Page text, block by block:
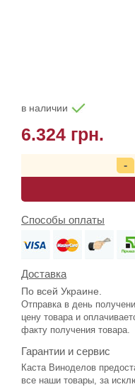
в наличии
6.324 грн.
Способы оплаты
Доставка
По всей Украине.
Отправка в день
цену товара и
факту получения товара.
Гарантии и сервис
Каста Виноделов
все наши товары, за